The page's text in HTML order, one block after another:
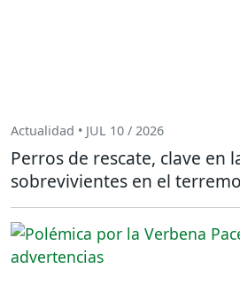
Actualidad • JUL 10 / 2026
Perros de rescate, clave en
sobrevivientes en el